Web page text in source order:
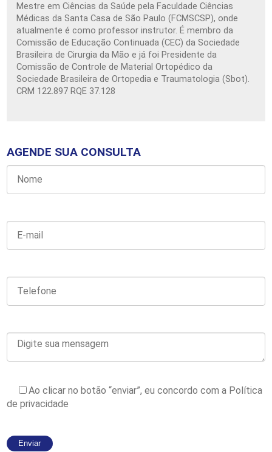
Mestre em Ciências da Saúde pela Faculdade Ciências
Médicas da Santa Casa de São Paulo (FCMSCSP), onde
atualmente é como professor instrutor. É membro da
Comissão de Educação Continuada (CEC) da Sociedade
Brasileira de Cirurgia da Mão e já foi Presidente da
Comissão de Controle de Material Ortopédico da
Sociedade Brasileira de Ortopedia e Traumatologia (Sbot).
CRM 122.897 RQE 37.128
AGENDE SUA CONSULTA
Ao clicar no botão “enviar”, eu concordo com a Política
de privacidade